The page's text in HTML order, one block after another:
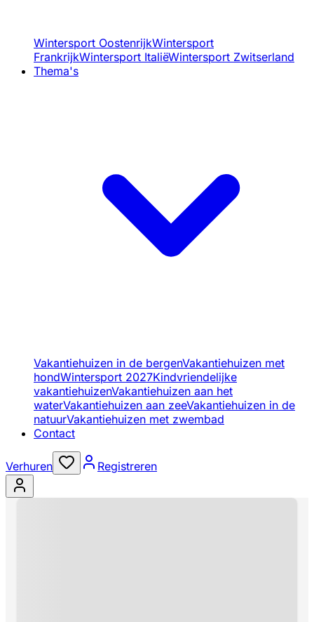
Wintersport OostenrijkWintersport
FrankrijkWintersport ItaliëWintersport Zwitserland
Thema's
Vakantiehuizen in de bergenVakantiehuizen met
hondWintersport 2027Kindvriendelijke
vakantiehuizenVakantiehuizen aan het
waterVakantiehuizen aan zeeVakantiehuizen in de
natuurVakantiehuizen met zwembad
Contact
Verhuren Registreren